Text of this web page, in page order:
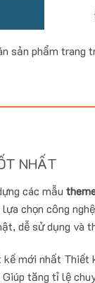
sản phẩm trang
NHẤT
các mẫu
chọn công
dễ sử dụng và
mới nhất Thiết
tăng tỉ lệ